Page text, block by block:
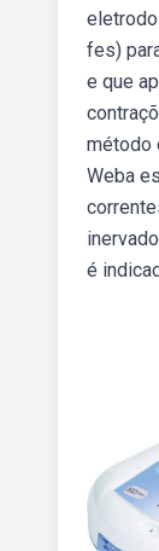
fes)
e que
método
Weba
é